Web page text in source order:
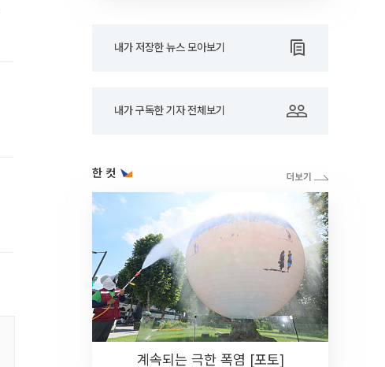
내가 저장한 뉴스 모아보기
내가 구독한 기자 전체보기
한 컷
계속되는 극한 폭염 [포토]